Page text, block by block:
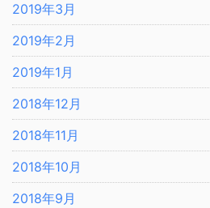
2019年3月
2019年2月
2019年1月
2018年12月
2018年11月
2018年10月
2018年9月